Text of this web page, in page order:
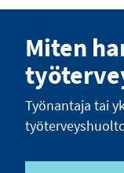
Miten
Työnantaja tai